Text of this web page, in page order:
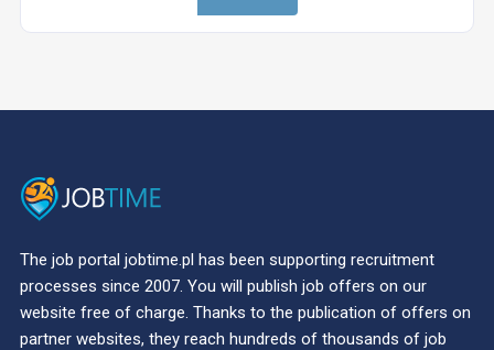
The job portal jobtime.pl has been supporting recruitment
processes since 2007. You will publish job offers on our
website free of charge. Thanks to the publication of offers on
partner websites, they reach hundreds of thousands of job